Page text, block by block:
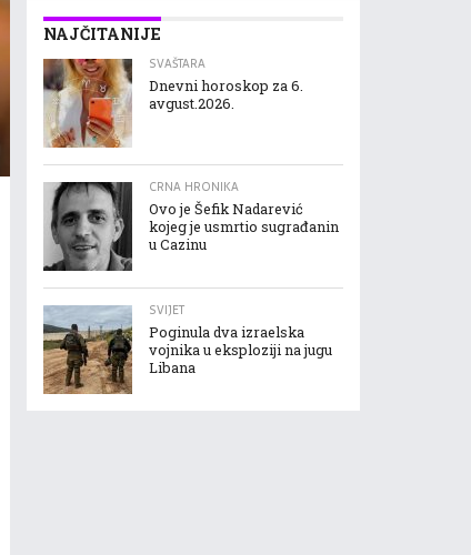
NAJČITANIJE
SVAŠTARA
Dnevni horoskop za 6.
avgust.2026.
CRNA HRONIKA
Ovo je Šefik Nadarević
kojeg je usmrtio sugrađanin
u Cazinu
SVIJET
Poginula dva izraelska
vojnika u eksploziji na jugu
Libana